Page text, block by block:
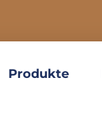
Produkte